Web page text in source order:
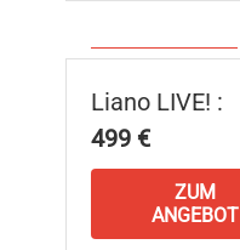
Liano LIVE! :
499 €
ZUM
ANGEBOT